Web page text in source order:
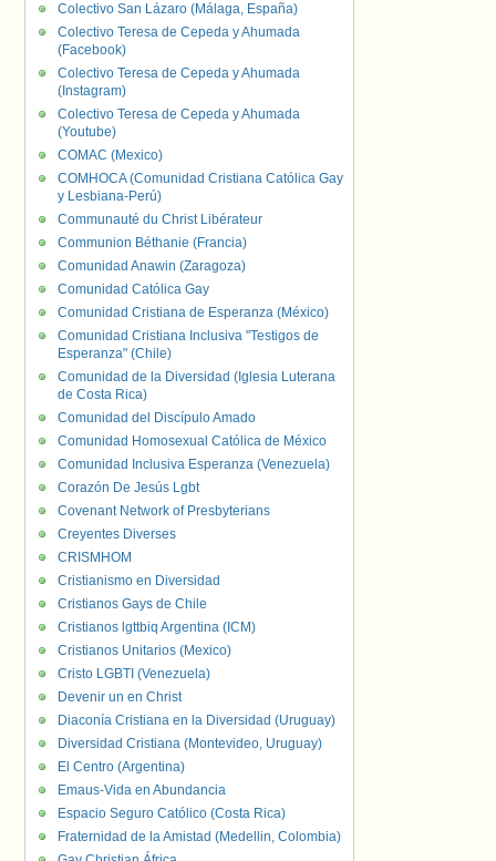
Colectivo San Lázaro (Málaga, España)
Colectivo Teresa de Cepeda y Ahumada
(Facebook)
Colectivo Teresa de Cepeda y Ahumada
(Instagram)
Colectivo Teresa de Cepeda y Ahumada
(Youtube)
COMAC (Mexico)
COMHOCA (Comunidad Cristiana Católica Gay
y Lesbiana-Perú)
Communauté du Christ Libérateur
Communion Béthanie (Francia)
Comunidad Anawin (Zaragoza)
Comunidad Católica Gay
Comunidad Cristiana de Esperanza (México)
Comunidad Cristiana Inclusiva "Testigos de
Esperanza" (Chile)
Comunidad de la Diversidad (Iglesia Luterana
de Costa Rica)
Comunidad del Discípulo Amado
Comunidad Homosexual Católica de México
Comunidad Inclusiva Esperanza (Venezuela)
Corazón De Jesús Lgbt
Covenant Network of Presbyterians
Creyentes Diverses
CRISMHOM
Cristianismo en Diversidad
Cristianos Gays de Chile
Cristianos lgttbiq Argentina (ICM)
Cristianos Unitarios (Mexico)
Cristo LGBTI (Venezuela)
Devenir un en Christ
Diaconía Cristiana en la Diversidad (Uruguay)
Diversidad Cristiana (Montevideo, Uruguay)
El Centro (Argentina)
Emaus-Vida en Abundancia
Espacio Seguro Católico (Costa Rica)
Fraternidad de la Amistad (Medellin, Colombia)